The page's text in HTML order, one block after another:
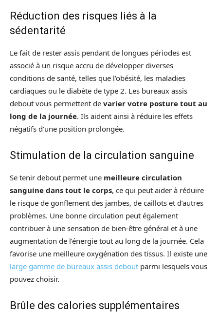
Réduction des risques liés à la
sédentarité
Le fait de rester assis pendant de longues périodes est
associé à un risque accru de développer diverses
conditions de santé, telles que l’obésité, les maladies
cardiaques ou le diabète de type 2. Les bureaux assis
debout vous permettent de varier votre posture tout au
long de la journée. Ils aident ainsi à réduire les effets
négatifs d’une position prolongée.
Stimulation de la circulation sanguine
Se tenir debout permet une meilleure circulation
sanguine dans tout le corps, ce qui peut aider à réduire
le risque de gonflement des jambes, de caillots et d’autres
problèmes. Une bonne circulation peut également
contribuer à une sensation de bien-être général et à une
augmentation de l’énergie tout au long de la journée. Cela
favorise une meilleure oxygénation des tissus. Il existe une
large gamme de bureaux assis debout parmi lesquels vous
pouvez choisir.
Brûle des calories supplémentaires